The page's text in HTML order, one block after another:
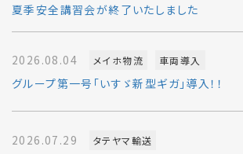
夏季安全講習会が終了いたしました
2026.08.04 メイホ物流 車両導入
グループ第一号「いすゞ新型ギガ」導入！！
2026.07.29 タテヤマ輸送